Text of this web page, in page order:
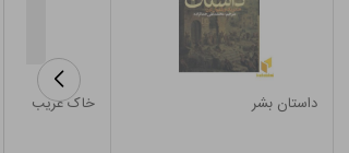
داستان بشر خاک غریب